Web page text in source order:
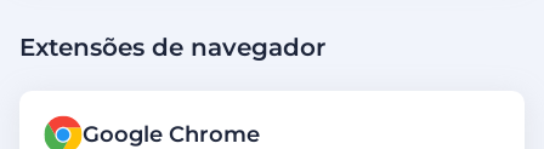
Extensões de navegador
Google Chrome